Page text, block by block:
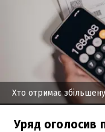
Хто отримає
Уряд оголосив